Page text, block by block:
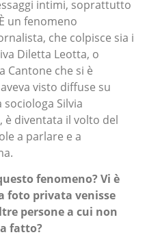
intimi, soprattutto
un fenomeno
che colpisce sia i
Diletta Leotta, o
Cantone che si è
visto diffuse su
Silvia
è diventata il volto del
a parlare e a
fenomeno? Vi è
foto privata venisse
persone a cui non
fatto?